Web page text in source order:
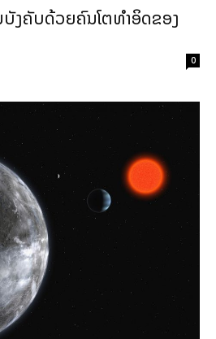
ງຄັບດ້ວຍຄົນໂຕທຳອິດຂອງ
0